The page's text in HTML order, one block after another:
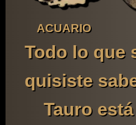
ACUARIO
Todo lo que
quisiste
Tauro